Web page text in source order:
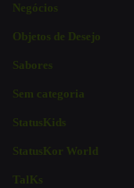
Negócios
Objetos de Desejo
Sabores
Sem categoria
StatusKids
StatusKor World
TalKs